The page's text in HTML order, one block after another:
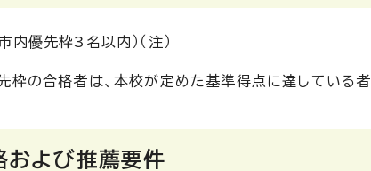
内優先枠3名以内）（注）
先枠の合格者は、本校が定めた基準得点に達している者
および推薦要件